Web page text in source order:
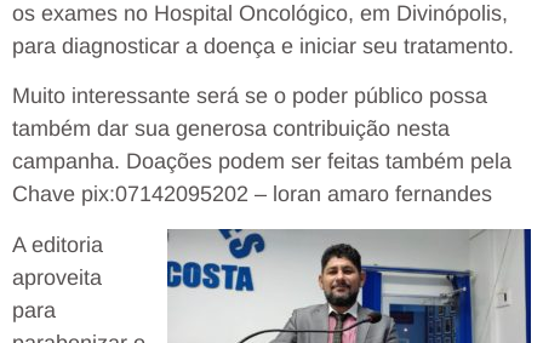
os exames no Hospital Oncológico, em Divinópolis,
para diagnosticar a doença e iniciar seu tratamento.
Muito interessante será se o poder público possa
também dar sua generosa contribuição nesta
campanha. Doações podem ser feitas também pela
Chave pix:07142095202 – loran amaro fernandes
A editoria
aproveita
para